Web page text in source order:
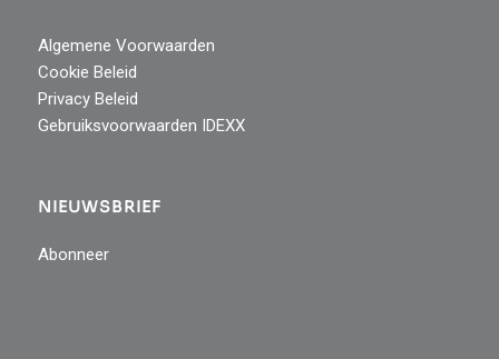
Algemene Voorwaarden
Cookie Beleid
Privacy Beleid
Gebruiksvoorwaarden IDEXX
NIEUWSBRIEF
Abonneer